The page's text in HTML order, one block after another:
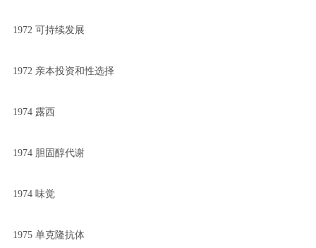
1972 可持续发展
1972 亲本投资和性选择
1974 露西
1974 胆固醇代谢
1974 味觉
1975 单克隆抗体